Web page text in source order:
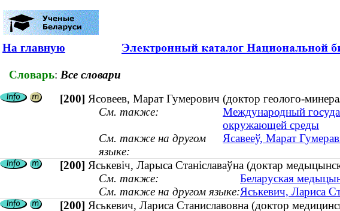
На главную
Словарь: Все словари
[200] Ясовеев, Марат Гумерович (доктор геолого-
См. также:
Международный
окружающей среды
См. также на другом
языке:
Ясавееў, Марат
[200] Яськевіч, Ларыса Станіславаўна (доктар
См. также:
Беларуская
См. также на другом языке:Яськевич, Лариса
[200] Яськевич, Лариса Станиславовна (доктор